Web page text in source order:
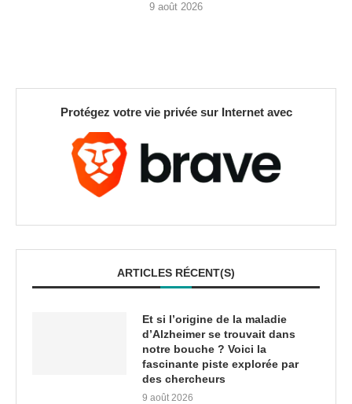
9 août 2026
Protégez votre vie privée sur Internet avec
ARTICLES RÉCENT(S)
Et si l’origine de la maladie
d’Alzheimer se trouvait dans
notre bouche ? Voici la
fascinante piste explorée par
des chercheurs
9 août 2026